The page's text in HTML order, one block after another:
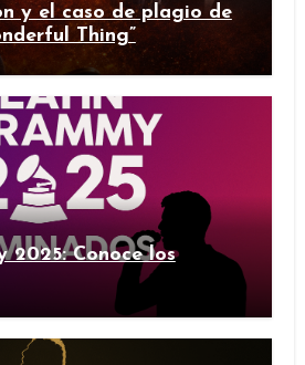
y el caso de plagio de
Thing”
2025: Conoce los